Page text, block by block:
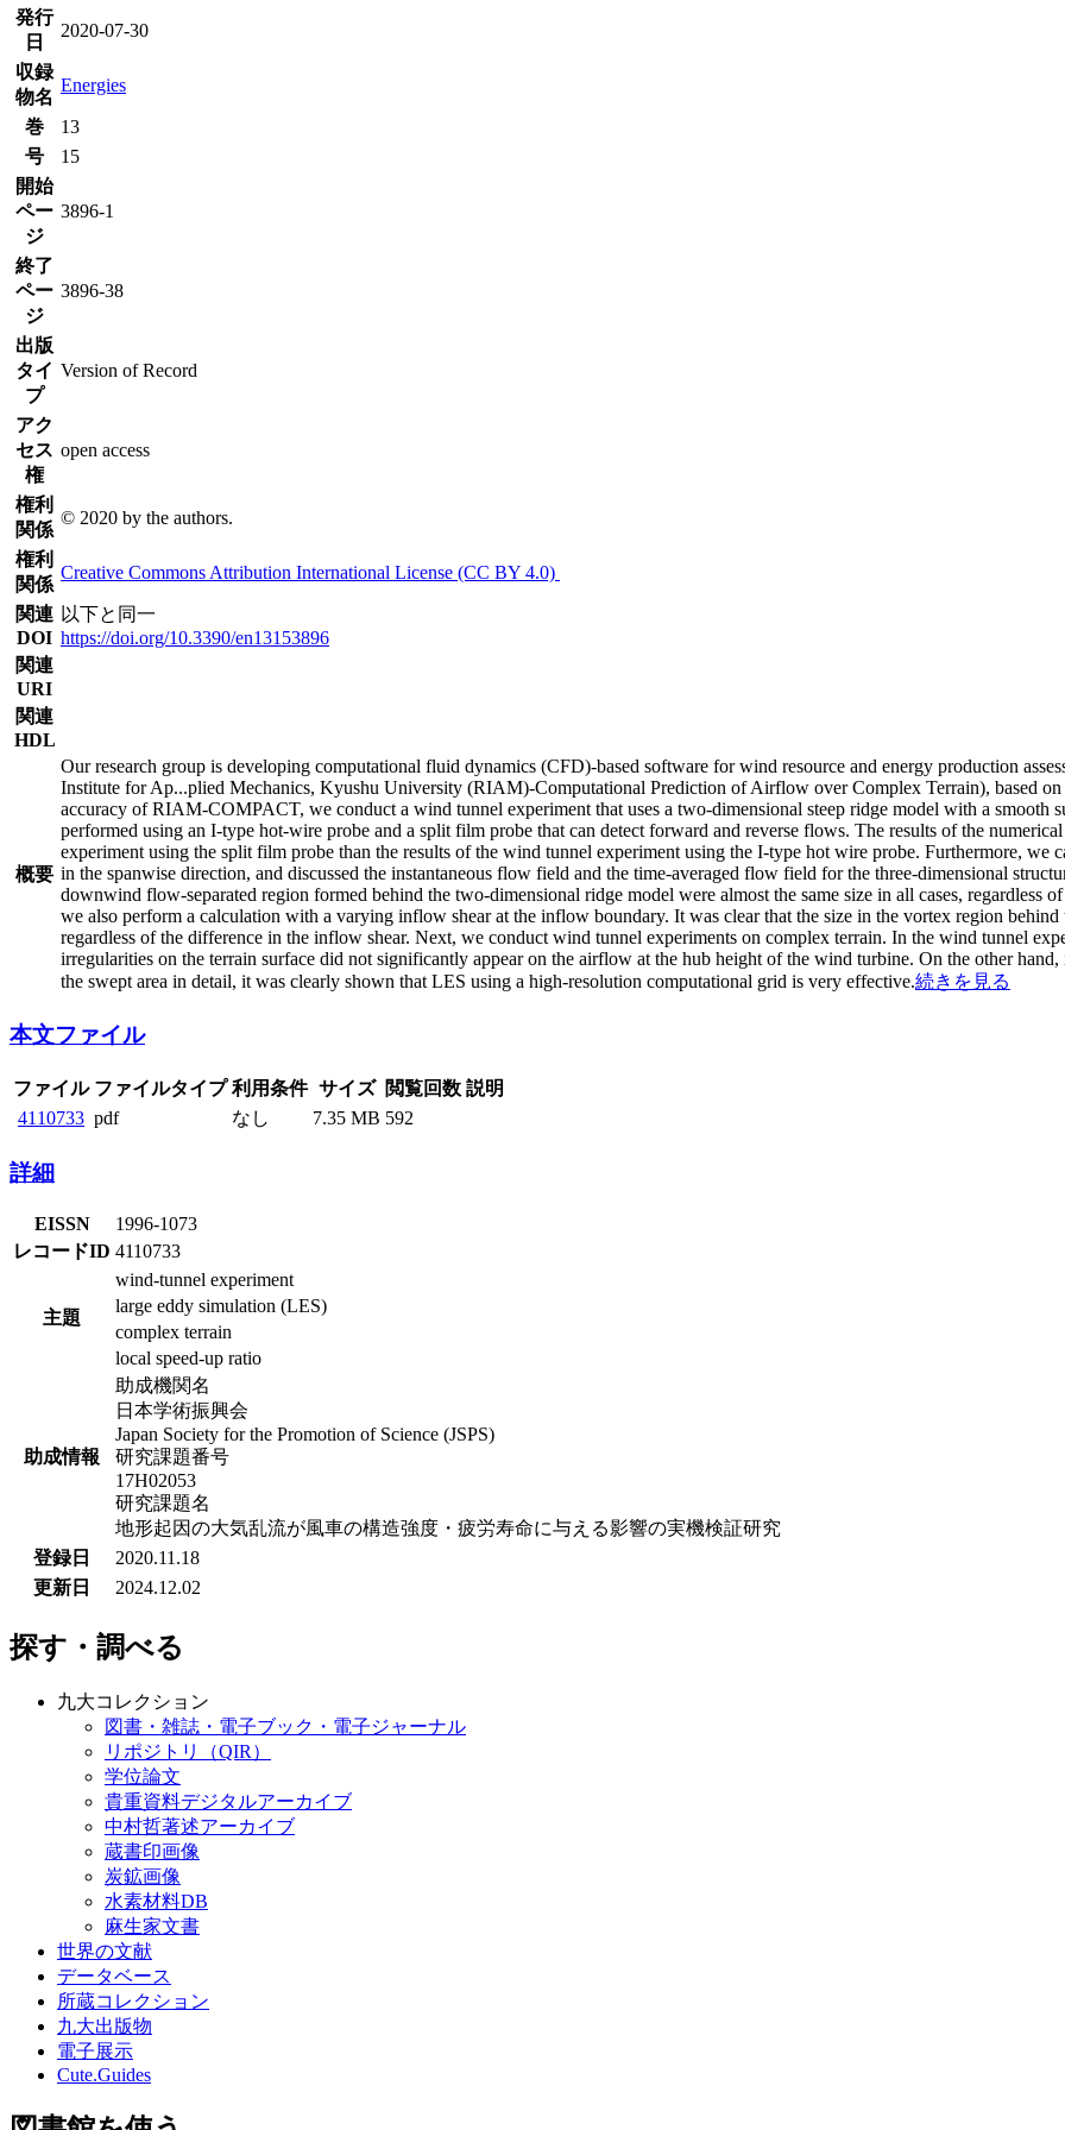
発行
日
2020-07-30
収録
物名
Energies
巻
13
号
15
開始
ペー
ジ
3896-1
終了
ペー
ジ
3896-38
出版
タイ
プ
Version of Record
アク
セス
権
open access
権利
関係
© 2020 by the authors.
権利
関係
Creative Commons Attribution International License (CC BY 4.0)
関連
DOI
以下と同一
https://doi.org/10.3390/en13153896
関連
URI
関連
HDL
概要
Our research group is developing computational fluid dynamics (CFD)-based software for wind resource and energy production
Institute for Ap...plied Mechanics, Kyushu University (RIAM)-Computational Prediction of Airflow over Complex Terrain), based
accuracy of RIAM-COMPACT, we conduct a wind tunnel experiment that uses a two-dimensional steep ridge model with a smooth
performed using an I-type hot-wire probe and a split film probe that can detect forward and reverse flows. The results of the
experiment using the split film probe than the results of the wind tunnel experiment using the I-type hot wire probe. Furthermore, we
in the spanwise direction, and discussed the instantaneous flow field and the time-averaged flow field for the three-dimensional
downwind flow-separated region formed behind the two-dimensional ridge model were almost the same size in all cases, regardless
we also perform a calculation with a varying inflow shear at the inflow boundary. It was clear that the size in the vortex region
regardless of the difference in the inflow shear. Next, we conduct wind tunnel experiments on complex terrain. In the wind tunnel
irregularities on the terrain surface did not significantly appear on the airflow at the hub height of the wind turbine. On the other
the swept area in detail, it was clearly shown that LES using a high-resolution computational grid is very effective.続きを見る
本文ファイル
ファイル ファイルタイプ 利用条件 サイズ 閲覧回数 説明
4110733 pdf なし 7.35 MB 592
詳細
EISSN
1996-1073
レコードID 4110733
主題
wind-tunnel experiment
large eddy simulation (LES)
complex terrain
local speed-up ratio
助成情報
助成機関名
日本学術振興会
Japan Society for the Promotion of Science (JSPS)
研究課題番号
17H02053
研究課題名
地形起因の大気乱流が風車の構造強度・疲労寿命に与える影響の実機検証研究
登録日
2020.11.18
更新日
2024.12.02
探す・調べる
九大コレクション
図書・雑誌・電子ブック・電子ジャーナル
リポジトリ（QIR）
学位論文
貴重資料デジタルアーカイブ
中村哲著述アーカイブ
蔵書印画像
炭鉱画像
水素材料DB
麻生家文書
世界の文献
データベース
所蔵コレクション
九大出版物
電子展示
Cute.Guides